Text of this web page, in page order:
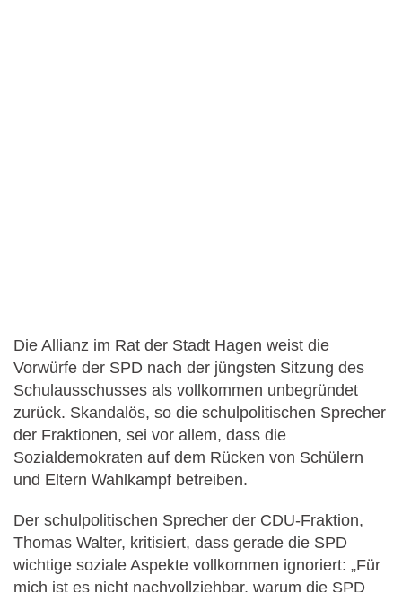
Die Allianz im Rat der Stadt Hagen weist die
Vorwürfe der SPD nach der jüngsten Sitzung des
Schulausschusses als vollkommen unbegründet
zurück. Skandalös, so die schulpolitischen Sprecher
der Fraktionen, sei vor allem, dass die
Sozialdemokraten auf dem Rücken von Schülern
und Eltern Wahlkampf betreiben.
Der schulpolitischen Sprecher der CDU-Fraktion,
Thomas Walter, kritisiert, dass gerade die SPD
wichtige soziale Aspekte vollkommen ignoriert: „Für
mich ist es nicht nachvollziehbar, warum die SPD